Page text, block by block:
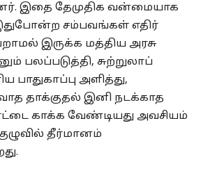
இதை தேமுதிக வன்மையாக
சம்பவங்கள் எதிர்
இருக்க மத்திய அரசு
சுற்றுலாப்
பாதுகாப்பு அளித்து,
தாக்குதல் இனி நடக்காத
காக்க வேண்டியது அவசியம்
தீர்மானம்